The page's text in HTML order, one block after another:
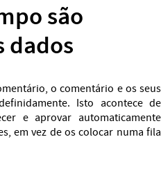
são
dados
o comentário e os seus
Isto acontece de
e aprovar automaticamente
em vez de os colocar numa fila